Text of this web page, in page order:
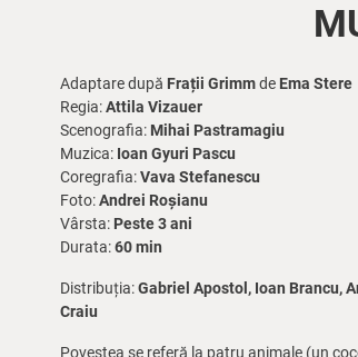
Adaptare după Frații Grimmde Ema Stere
Regia:Attila Vizauer
Scenografia: Mihai Pastramagiu
Muzica: Ioan Gyuri Pascu
Coregrafia:Vava Stefanescu
Foto:Andrei Roșianu
Vârsta: Peste 3 ani
Durata:60 min
Distribuția:Gabriel Apostol, Ioan Brancu,
Craiu
Povestea se referă la patru animale (un